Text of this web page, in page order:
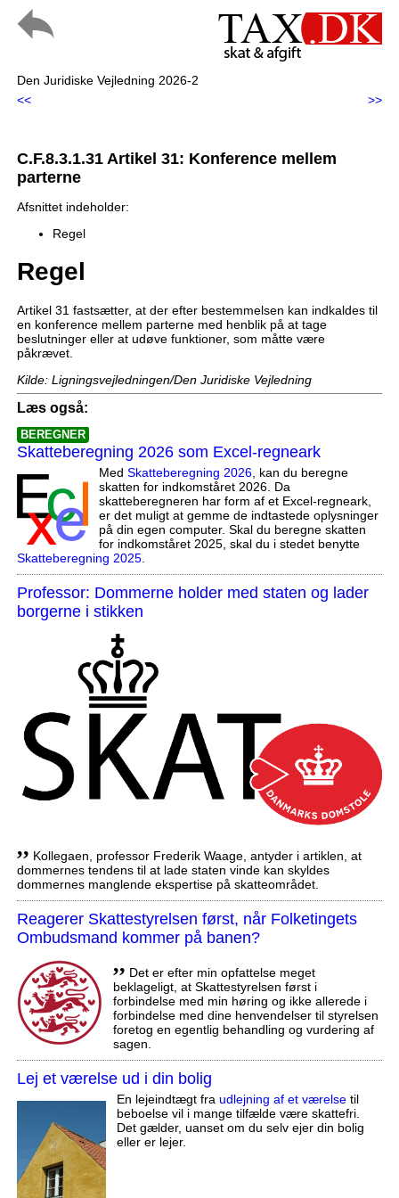
Den Juridiske Vejledning 2026-2
<<
>>
C.F.8.3.1.31 Artikel 31: Konference mellem
parterne
Afsnittet indeholder:
Regel
Regel
Artikel 31 fastsætter, at der efter bestemmelsen kan indkaldes til
en konference mellem parterne med henblik på at tage
beslutninger eller at udøve funktioner, som måtte være
påkrævet.
Kilde: Ligningsvejledningen/Den Juridiske Vejledning
Læs også:
BEREGNER
Skatteberegning 2026 som Excel-regneark
Med Skatteberegning 2026, kan du beregne
skatten for indkomståret 2026. Da
skatteberegneren har form af et Excel-regneark,
er det muligt at gemme de indtastede oplysninger
på din egen computer. Skal du beregne skatten
for indkomståret 2025, skal du i stedet benytte
Skatteberegning 2025.
Professor: Dommerne holder med staten og lader
borgerne i stikken
,, Kollegaen, professor Frederik Waage, antyder i artiklen, at
dommernes tendens til at lade staten vinde kan skyldes
dommernes manglende ekspertise på skatteområdet.
Reagerer Skattestyrelsen først, når Folketingets
Ombudsmand kommer på banen?
,, Det er efter min opfattelse meget
beklageligt, at Skattestyrelsen først i
forbindelse med min høring og ikke allerede i
forbindelse med dine henvendelser til styrelsen
foretog en egentlig behandling og vurdering af
sagen.
Lej et værelse ud i din bolig
En lejeindtægt fra udlejning af et værelsetil
beboelse vil i mange tilfælde være skattefri.
Det gælder, uanset om du selv ejer din bolig
eller er lejer.